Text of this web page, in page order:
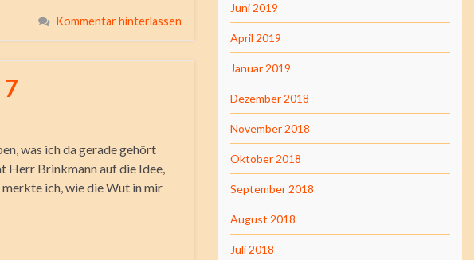
Kommentar hinterlassen
was ich da gerade gehört
Herr Brinkmann auf die Idee,
ich, wie die Wut in mir
Juni 2019
April 2019
Januar 2019
Dezember 2018
November 2018
Oktober 2018
September 2018
August 2018
Juli 2018